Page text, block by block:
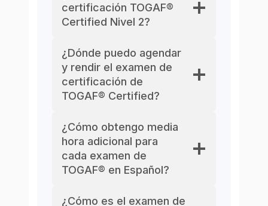
certificación TOGAF®
Certified Nivel 2?
¿Dónde puedo agendar
y rendir el examen de
certificación de
TOGAF® Certified?
¿Cómo obtengo media
hora adicional para
cada examen de
TOGAF® en Español?
¿Cómo es el examen de